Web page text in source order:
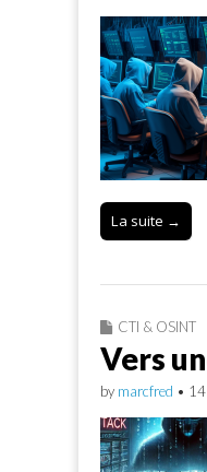
La suite →
CTI & OSINT
Vers
by marcfred •